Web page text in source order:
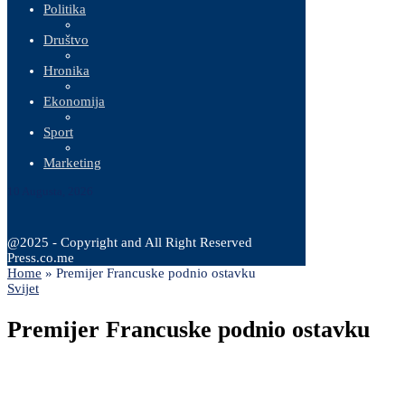
Politika
Društvo
Hronika
Ekonomija
Sport
Marketing
@2025 - Copyright and All Right Reserved
Press.co.me
Home » Premijer Francuske podnio ostavku
Svijet
Premijer Francuske podnio ostavku